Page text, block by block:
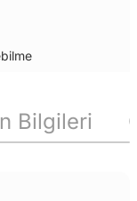
Bilgileri